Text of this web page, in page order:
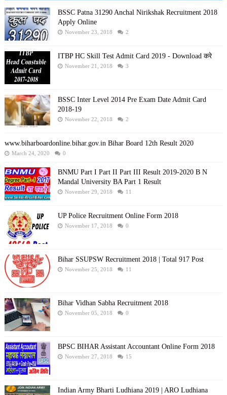
BSSC Patna 31290 Anchal Nirikshak Recruitment 2018
Apply Online
November 23, 2018 2
ITBP HC Skill Test Admit Card 2019 - Download करे
November 21, 2018 3
BSSC Inter Level 2014 Pre Exam Date Admit Card
2018-19
November 22, 2018 2
www.biharboardonline.bihar.gov.in Bihar Board 12th Result 2020
March 24, 2020 0
BNMU Part I Part II Part III Result 2019-2020 B N
Mandal University BA Part 1 Result
November 29, 2018 11
UP Police Recruitment Online Form 2018
November 17, 2018 0
Bihar SSUPSW Recruitment 2018 | Total 917 Post
November 25, 2018 11
Bihar Vidhan Sabha Recruitment 2018
November 05, 2018 0
BPSC BIHAR Assistant Accountant Online Form 2018
November 27, 2018 15
Indian Army Bharti Ludhiana 2019 | ARO Ludhiana